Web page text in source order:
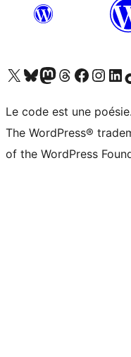
Visitez notre compte X (précédemment Twitter)
Visiter notre compte Bluesky
Visiter notre compte Mastodon
Visiter notre compte Threads
Consulter notre
ConsulterConsulter
Le code est une poésie.
The WordPress®
of the WordPress